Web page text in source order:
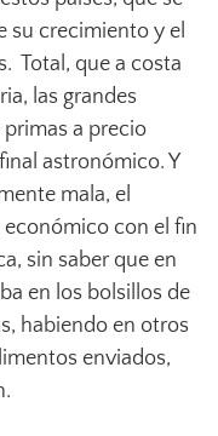
su crecimiento y el
Total, que a costa
las grandes
a precio
astronómico. Y
mala, el
con el fin
sin saber que en
en los bolsillos de
habiendo en otros
enviados,